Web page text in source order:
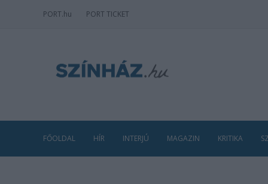
PORT.hu PORT TICKET
FŐOLDAL HÍR INTERJÚ MAGAZIN KRITIKA